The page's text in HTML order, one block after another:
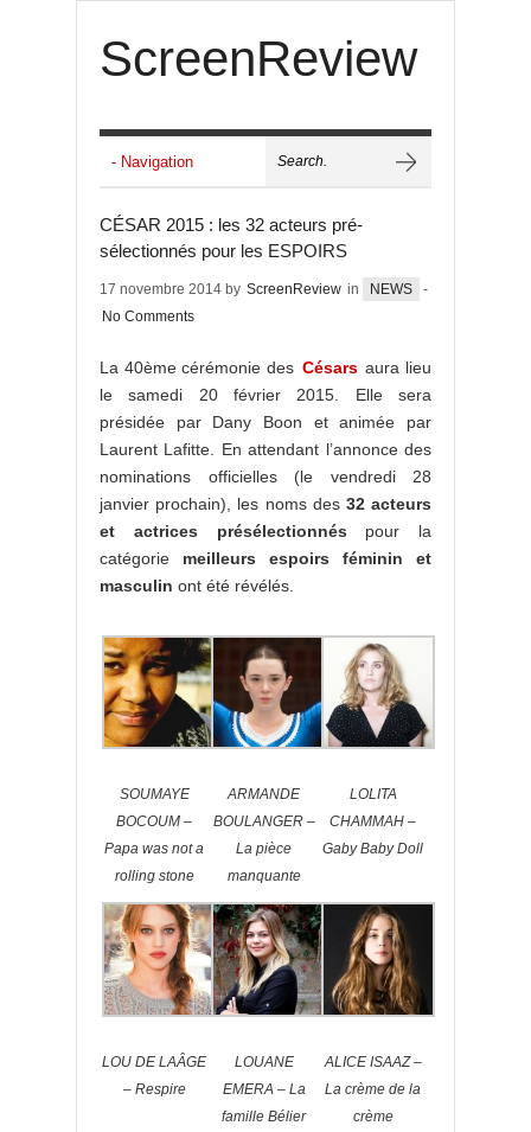
ScreenReview
CÉSAR 2015 : les 32 acteurs pré-
sélectionnés pour les ESPOIRS
17 novembre 2014 by ScreenReview in NEWS
-
No Comments
La 40ème cérémonie des Césars aura lieu
le samedi 20 février 2015. Elle sera
présidée par Dany Boon et animée par
Laurent Lafitte. En attendant l’annonce des
nominations officielles (le vendredi 28
janvier prochain), les noms des 32 acteurs
et actrices présélectionnés pour la
catégorie meilleurs espoirs féminin et
masculin ont été révélés.
SOUMAYE
BOCOUM –
Papa was not a
rolling stone
ARMANDE
BOULANGER –
La pièce
manquante
LOLITA
CHAMMAH –
Gaby Baby Doll
LOU DE LAÂGE
– Respire
LOUANE
EMERA – La
famille Bélier
ALICE ISAAZ –
La crème de la
crème